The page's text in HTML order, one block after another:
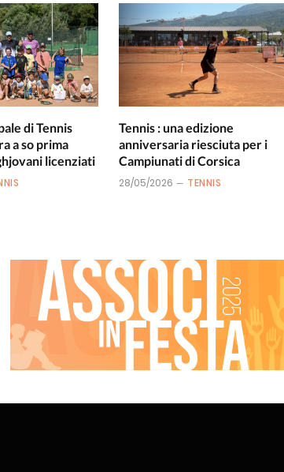
di Tennis
a so prima
licenziati
Tennis : una edizione
anniversaria riesciuta per i
Campiunati di Corsica
28/05/2026 TENNIS